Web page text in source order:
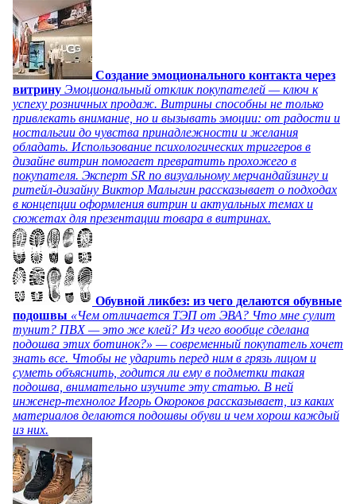
Создание эмоционального контакта через
витрину Эмоциональный отклик покупателей — ключ к
успеху розничных продаж. Витрины способны не только
привлекать внимание, но и вызывать эмоции: от радости и
ностальгии до чувства принадлежности и желания
обладать. Использование психологических триггеров в
дизайне витрин помогает превратить прохожего в
покупателя. Эксперт SR по визуальному мерчандайзингу и
ритейл-дизайну Виктор Малыгин рассказывает о подходах
в концепции оформления витрин и актуальных темах и
сюжетах для презентации товара в витринах.
Обувной ликбез: из чего делаются обувные
подошвы «Чем отличается ТЭП от ЭВА? Что мне сулит
тунит? ПВХ — это же клей? Из чего вообще сделана
подошва этих ботинок?» — современный покупатель хочет
знать все. Чтобы не ударить перед ним в грязь лицом и
суметь объяснить, годится ли ему в подметки такая
подошва, внимательно изучите эту статью. В ней
инженер-технолог Игорь Окороков рассказывает, из каких
материалов делаются подошвы обуви и чем хорош каждый
из них.